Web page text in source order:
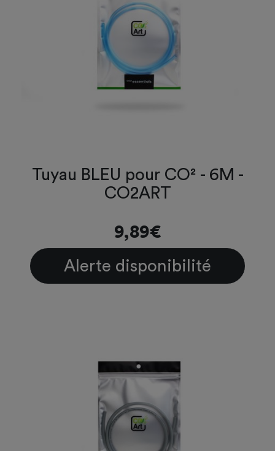
Tuyau BLEU pour CO² - 6M -
CO2ART
9,89€
Alerte disponibilité